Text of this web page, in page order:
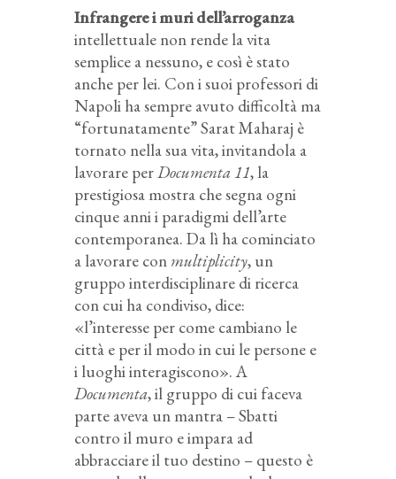
Infrangere i muri dell’arroganza
intellettuale non rende la vita
semplice a nessuno, e così è stato
anche per lei. Con i suoi professori di
Napoli ha sempre avuto difficoltà ma
“fortunatamente” Sarat Maharaj è
tornato nella sua vita, invitandola a
lavorare perDocumenta 11, la
prestigiosa mostra che segna ogni
cinque anni i paradigmi dell’arte
contemporanea. Da lì ha cominciato
a lavorare con multiplicity, un
gruppo interdisciplinare di ricerca
con cui ha condiviso, dice:
«l’interesse per come cambiano le
città e per il modo in cui le persone e
i luoghi interagiscono». A
Documenta, il gruppo di cui faceva
parte aveva un mantra – Sbatti
contro il muro e impara ad
abbracciare il tuo destino – questo è